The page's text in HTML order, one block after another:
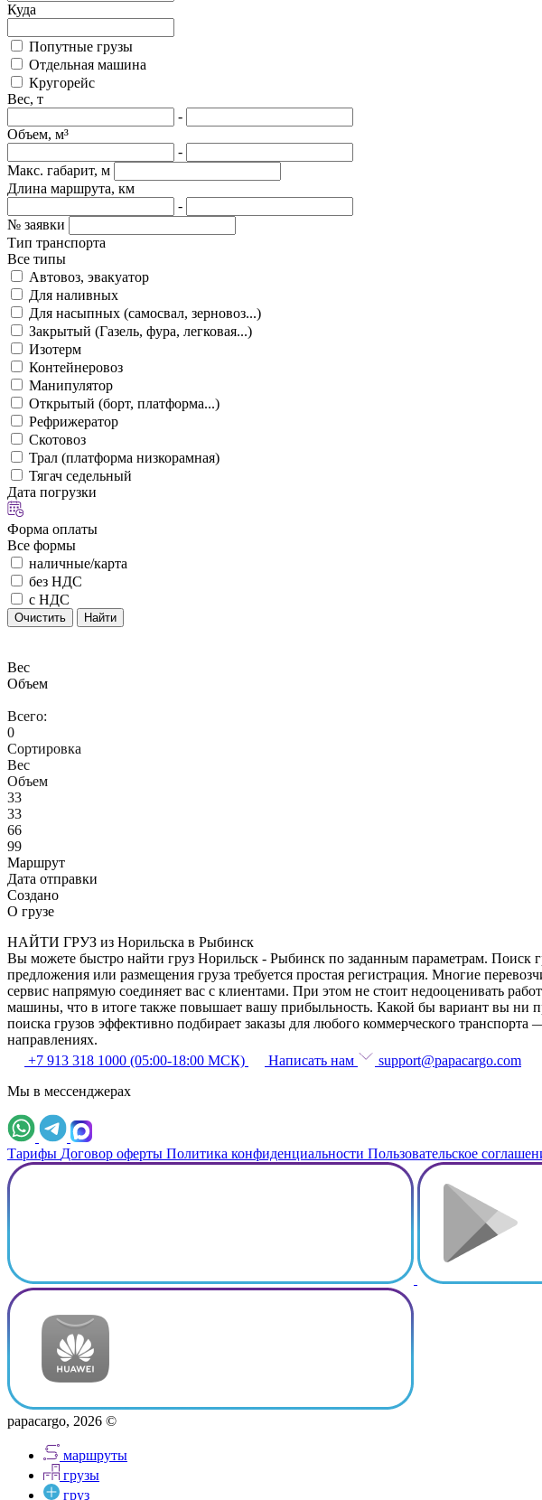
Куда
Попутные грузы
Отдельная машина
Кругорейс
Вес, т
-
Объем, м³
-
Макс. габарит, м
Длина маршрута, км
-
№ заявки
Тип транспорта
Все типы
Автовоз, эвакуатор
Для наливных
Для насыпных (самосвал, зерновоз...)
Закрытый (Газель, фура, легковая...)
Изотерм
Контейнеровоз
Манипулятор
Открытый (борт, платформа...)
Рефрижератор
Скотовоз
Трал (платформа низкорамная)
Тягач седельный
Дата погрузки
Форма оплаты
Все формы
наличные/карта
без НДС
с НДС
Очистить Найти
Вес
Объем
Всего:
0
Сортировка
Вес
Объем
33
33
66
99
Маршрут
Дата отправки
Создано
О грузе
НАЙТИ ГРУЗ из Норильска в Рыбинск
Вы можете быстро найти груз Норильск - Рыбинск по заданным параметрам. Поиск
предложения или размещения груза требуется простая регистрация. Многие
сервис напрямую соединяет вас с клиентами. При этом не стоит недооценивать
машины, что в итоге также повышает вашу прибыльность. Какой бы вариант вы ни
поиска грузов эффективно подбирает заказы для любого коммерческого
направлениях.
+7 913 318 1000 (05:00-18:00 МСК)
Написать нам
support@papacargo.com
Мы в мессенджерах
Тарифы Договор оферты Политика конфиденциальности Пользовательское
papacargo, 2026 ©
маршруты
грузы
груз